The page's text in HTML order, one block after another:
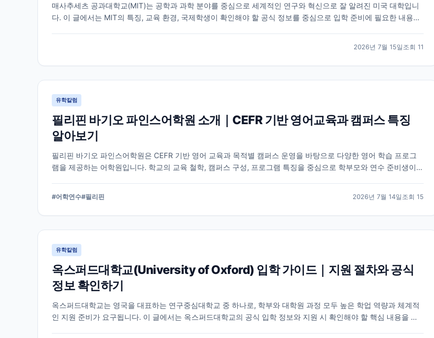
매사추세츠 공과대학교(MIT)는 공학과 과학 분야를 중심으로 세계적인 연구와 혁신으로 잘 알려진 미국 대학입니
다. 이 글에서는 MIT의 특징, 교육 환경, 국제학생이 확인해야 할 공식 정보를 중심으로 입학 준비에 필요한 내용을
2026년 7월 15일조회 11
유학칼럼
필리핀 바기오 파인스어학원 소개｜CEFR 기반 영어교육과 캠퍼스 특징
알아보기
필리핀 바기오 파인스어학원은 CEFR 기반 영어 교육과 목적별 캠퍼스 운영을 바탕으로 다양한 영어 학습 프로그
램을 제공하는 어학원입니다. 학교의 교육 철학, 캠퍼스 구성, 프로그램 특징을 중심으로 학부모와 연수 준비생이
#어학연수#필리핀 2026년 7월 14일조회 15
유학칼럼
옥스퍼드대학교(University of Oxford) 입학 가이드｜지원 절차와 공식
정보 확인하기
옥스퍼드대학교는 영국을 대표하는 연구중심대학교 중 하나로, 학부와 대학원 과정 모두 높은 학업 역량과 체계적
인 지원 준비가 요구됩니다. 이 글에서는 옥스퍼드대학교의 공식 입학 정보와 지원 시 확인해야 할 핵심 내용을 정